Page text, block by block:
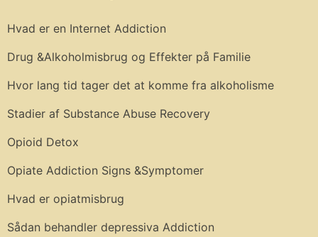
Hvad er en Internet Addiction
Drug &Alkoholmisbrug og Effekter på Familie
Hvor lang tid tager det at komme fra alkoholisme
Stadier af Substance Abuse Recovery
Opioid Detox
Opiate Addiction Signs &Symptomer
Hvad er opiatmisbrug
Sådan behandler depressiva Addiction